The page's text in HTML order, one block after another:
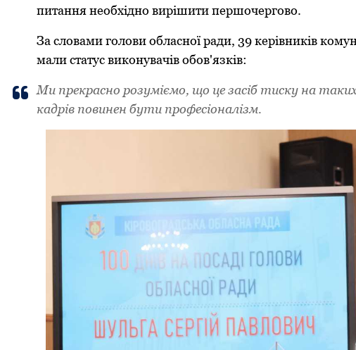
питання необхідно вирішити першочергово.
За словами голови обласної ради, 39 керівників
мали статус виконувачів обов'язків:
Ми прекрасно розуміємо, що це засіб тиску на
кадрів повинен бути професіоналізм.